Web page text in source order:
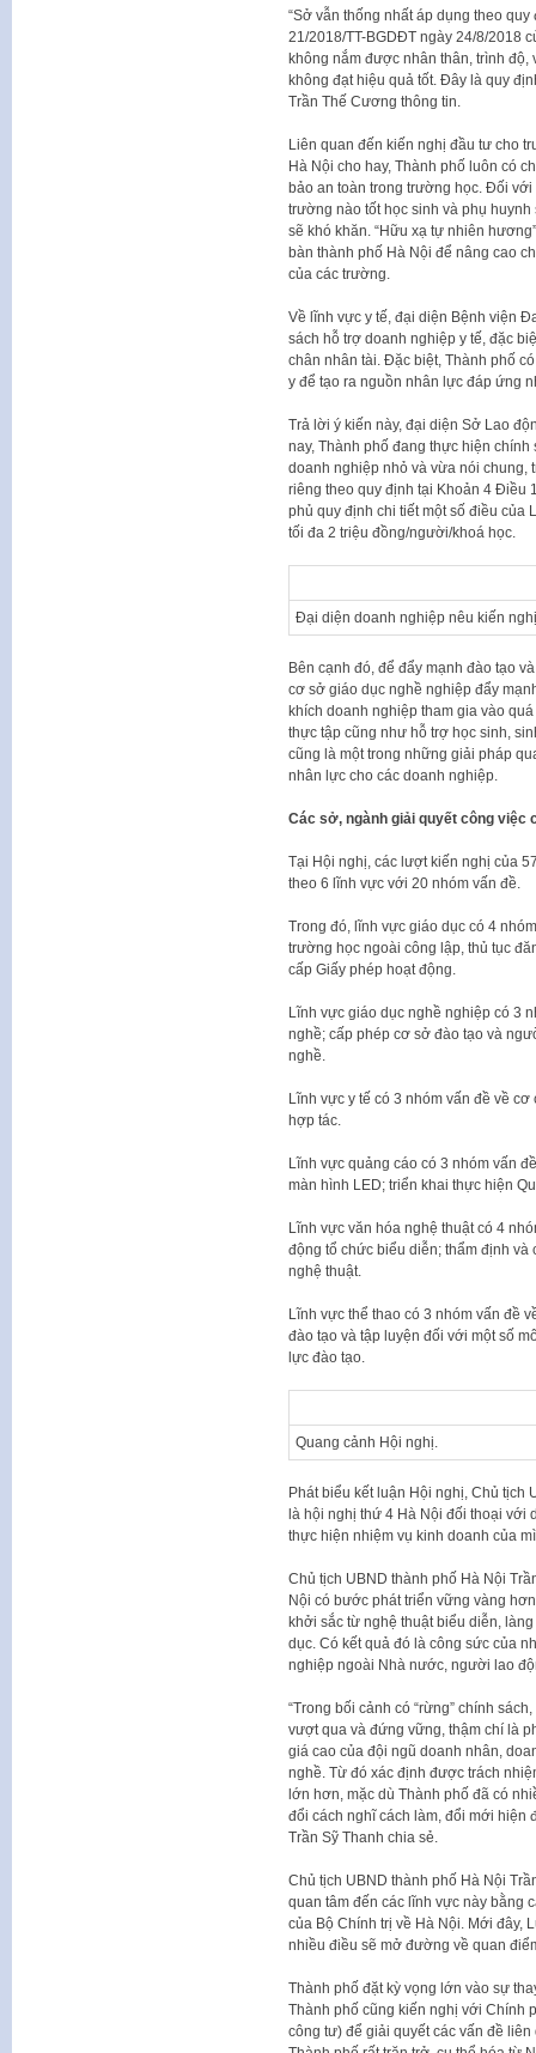
“Sở vẫn thống nhất áp dụng theo
21/2018/TT-BGDĐT ngày 24/8/2018
không nắm được nhân thân, trình
không đạt hiệu quả tốt. Đây là quy
Trần Thế Cương thông tin.
Liên quan đến kiến nghị đầu tư cho
Hà Nội cho hay, Thành phố luôn có
bảo an toàn trong trường học. Đối
trường nào tốt học sinh và phụ
sẽ khó khăn. “Hữu xạ tự nhiên
bàn thành phố Hà Nội để nâng cao
của các trường.
Về lĩnh vực y tế, đại diện Bệnh viện
sách hỗ trợ doanh nghiệp y tế, đặc
chân nhân tài. Đặc biệt, Thành phố
y để tạo ra nguồn nhân lực đáp ứng
Trả lời ý kiến này, đại diện Sở Lao
nay, Thành phố đang thực hiện
doanh nghiệp nhỏ và vừa nói chung,
riêng theo quy định tại Khoản 4 Điều
phủ quy định chi tiết một số điều của
tối đa 2 triệu đồng/người/khoá học.
Đại diện doanh nghiệp nêu kiến
Bên cạnh đó, để đẩy mạnh đào tạo
cơ sở giáo dục nghề nghiệp đẩy
khích doanh nghiệp tham gia vào
thực tập cũng như hỗ trợ học sinh,
cũng là một trong những giải pháp
nhân lực cho các doanh nghiệp.
Các sở, ngành giải quyết công việc
Tại Hội nghị, các lượt kiến nghị của
theo 6 lĩnh vực với 20 nhóm vấn đề.
Trong đó, lĩnh vực giáo dục có 4
trường học ngoài công lập, thủ tục
cấp Giấy phép hoạt động.
Lĩnh vực giáo dục nghề nghiệp có 3
nghề; cấp phép cơ sở đào tạo và
nghề.
Lĩnh vực y tế có 3 nhóm vấn đề về
hợp tác.
Lĩnh vực quảng cáo có 3 nhóm vấn
màn hình LED; triển khai thực hiện
Lĩnh vực văn hóa nghệ thuật có 4
động tổ chức biểu diễn; thẩm định và
nghệ thuật.
Lĩnh vực thể thao có 3 nhóm vấn đề
đào tạo và tập luyện đối với một số
lực đào tạo.
Quang cảnh Hội nghị.
Phát biểu kết luận Hội nghị, Chủ tịch
là hội nghị thứ 4 Hà Nội đối thoại với
thực hiện nhiệm vụ kinh doanh của
Chủ tịch UBND thành phố Hà Nội
Nội có bước phát triển vững vàng
khởi sắc từ nghệ thuật biểu diễn,
dục. Có kết quả đó là công sức của
nghiệp ngoài Nhà nước, người lao
“Trong bối cảnh có “rừng” chính
vượt qua và đứng vững, thậm chí là
giá cao của đội ngũ doanh nhân,
nghề. Từ đó xác định được trách
lớn hơn, mặc dù Thành phố đã có
đổi cách nghĩ cách làm, đổi mới hiện
Trần Sỹ Thanh chia sẻ.
Chủ tịch UBND thành phố Hà Nội
quan tâm đến các lĩnh vực này bằng
của Bộ Chính trị về Hà Nội. Mới đây,
nhiều điều sẽ mở đường về quan
Thành phố đặt kỳ vọng lớn vào sự
Thành phố cũng kiến nghị với Chính
công tư) để giải quyết các vấn đề